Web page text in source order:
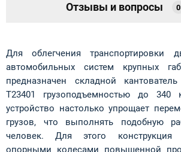
Отзывы и вопросы 0
Для облегчения транспортировки
автомобильных систем крупных
предназначен складной
T23401 грузоподъемностью до 340
устройство настолько упрощает
грузов, что выполнять подобную
человек. Для этого конструкция
опорными колесами повышенной